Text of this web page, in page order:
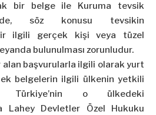
bir belge ile Kuruma tevsik
söz konusu tevsikin
ilgili gerçek kişi veya tüzel
bulunulması zorunludur.
alan başvurularla ilgili olarak yurt
belgelerin ilgili ülkenin yetkili
Türkiye’nin o ülkedeki
Lahey Devletler Özel Hukuku